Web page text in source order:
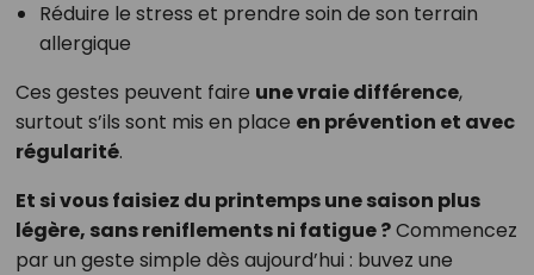
Réduire le stress et prendre soin de son terrain
allergique
Ces gestes peuvent faire une vraie différence,
surtout s’ils sont mis en place en prévention et avec
régularité.
Et si vous faisiez du printemps une saison plus
légère, sans reniflements ni fatigue ?Commencez
par un geste simple dès aujourd’hui : buvez une